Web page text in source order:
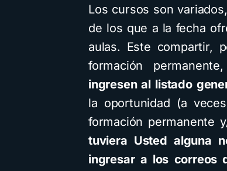
Los cursos son
de los que a la fecha
aulas. Este compartir,
formación
ingresen al listado
la oportunidad (a
formación permanente
tuviera Usted alguna
ingresar a los correos